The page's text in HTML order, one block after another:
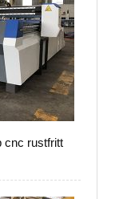
cnc rustfritt